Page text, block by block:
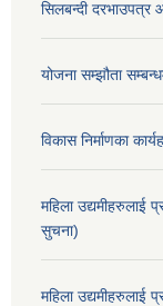
सिलबन्दी दरभाउपत्र
योजना सम्झौता
विकास निर्माणका
महिला उद्यमीहरुलाई
सुचना)
महिला उद्यमीहरुलाई